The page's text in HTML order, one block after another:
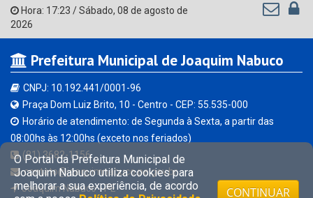
Hora: 17:23 /Sábado, 08 de agosto de
2026
Prefeitura Municipal de Joaquim Nabuco
CNPJ: 10.192.441/0001-96
Praça Dom Luiz Brito, 10 - Centro - CEP: 55.535-000
Horário de atendimento: de Segunda à Sexta, a partir das
08:00hs às 12:00hs (exceto nos feriados)
(81) 3682-1156
contato@joaquimnabuco.pe.gov.br
Joaquim Nabuco - PE
O Portal da Prefeitura Municipal de
Joaquim Nabuco utiliza cookies para
melhorar a sua experiência, de acordo
CONTINUAR